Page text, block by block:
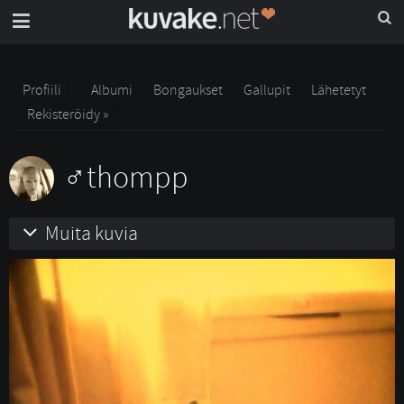
Profiili Albumi Bongaukset Gallupit
Lähetetyt
Rekisteröidy »
thompp
Muita kuvia